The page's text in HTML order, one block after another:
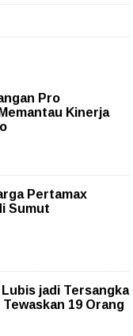
Pro
Kinerja
Pertamax
Sumut
jadi Tersangka
19 Orang